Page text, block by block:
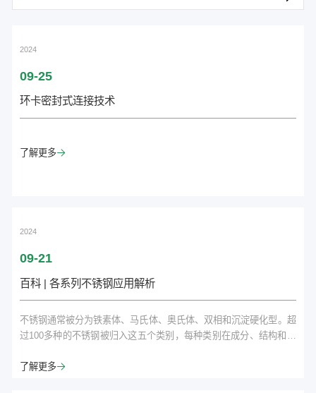
2024
09-25
环卡密封式连接技术
了解更多
2024
09-21
百科 | 各系列不锈钢应用解析
不锈钢通常被分为铁素体、马氏体、奥氏体、双相和沉淀硬化型。超
过100多种的不锈钢被归入这五个类别，每种类别在成分、结构和组
≤1.2%的碳和其他合金元素组成的合金。氩氧脱碳（AOD）工艺被普
了解更多